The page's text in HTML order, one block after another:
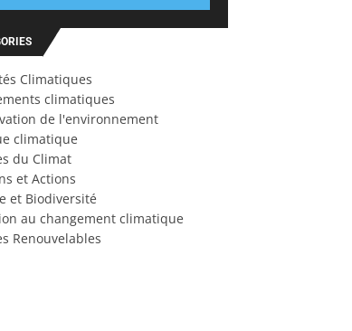
Climatiques
climatiques
de l'environnement
climatique
du Climat
et Actions
et Biodiversité
au changement climatique
Renouvelables